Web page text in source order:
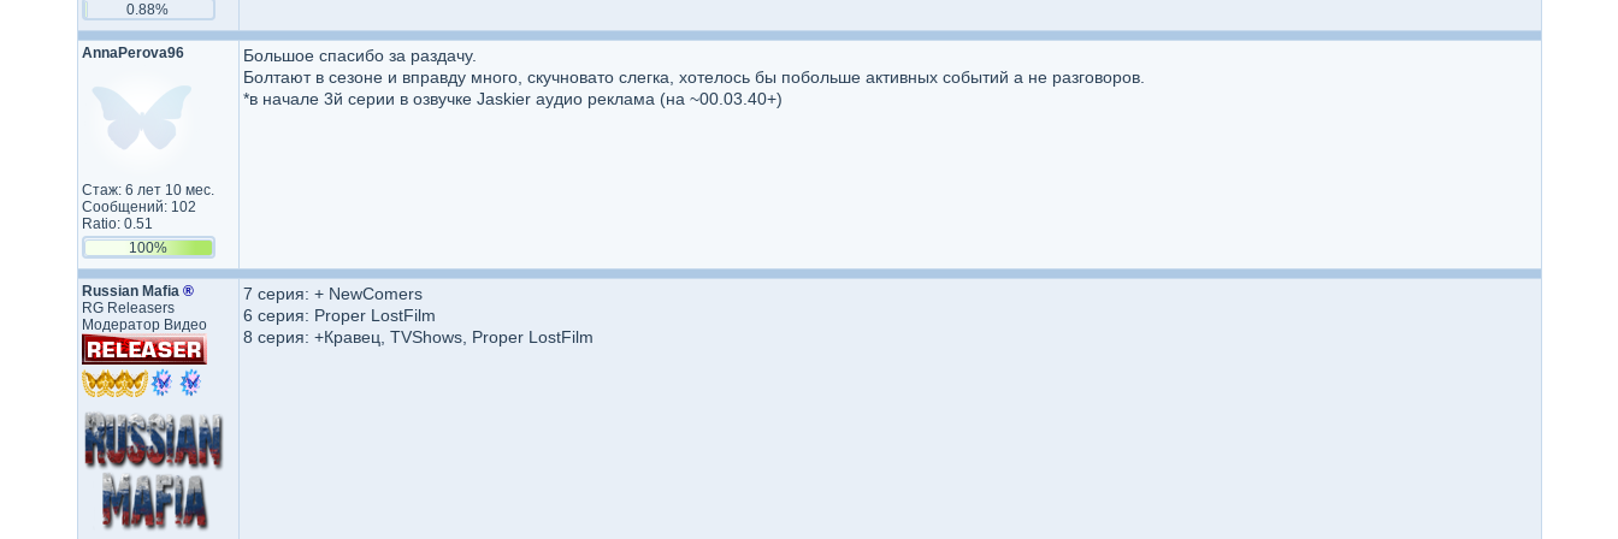
0.88%
AnnaPerova96
Стаж: 6 лет 10 мес.
Сообщений: 102
Ratio: 0.51
100%
Большое спасибо за раздачу.
Болтают в сезоне и вправду много, скучновато слегка, хотелось бы побольше активных событий а не разговоров.
*в начале 3й серии в озвучке Jaskier аудио реклама (на ~00.03.40+)
Russian Mafia ®
RG Releasers
Модератор Видео
7 серия: + NewComers
6 серия: Proper LostFilm
8 серия: +Кравец, TVShows, Proper LostFilm